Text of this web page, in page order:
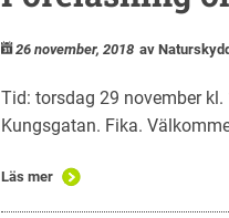
26 november, 2018 av
Tid: torsdag 29 november
Kungsgatan. Fika.
Läs mer